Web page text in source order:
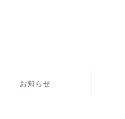
お知らせ